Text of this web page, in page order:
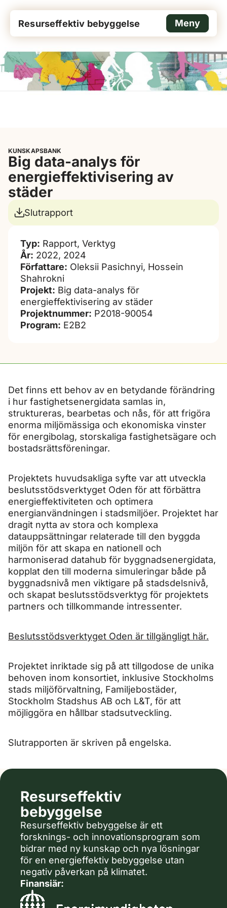
Resurseffektiv bebyggelse Meny
KUNSKAPSBANK
Big data-analys för
energieffektivisering av
städer
Slutrapport
Typ: Rapport, Verktyg
År: 2022, 2024
Författare: Oleksii Pasichnyi, Hossein
Shahrokni
Projekt: Big data-analys för
energieffektivisering av städer
Projektnummer: P2018-90054
Program: E2B2
Det finns ett behov av en betydande förändring
i hur fastighetsenergidata samlas in,
struktureras, bearbetas och nås, för att frigöra
enorma miljömässiga och ekonomiska vinster
för energibolag, storskaliga fastighetsägare och
bostadsrättsföreningar.
Projektets huvudsakliga syfte var att utveckla
beslutsstödsverktyget Oden för att förbättra
energieffektiviteten och optimera
energianvändningen i stadsmiljöer. Projektet har
dragit nytta av stora och komplexa
datauppsättningar relaterade till den byggda
miljön för att skapa en nationell och
harmoniserad datahub för byggnadsenergidata,
kopplat den till moderna simuleringar både på
byggnadsnivå men viktigare på stadsdelsnivå,
och skapat beslutsstödsverktyg för projektets
partners och tillkommande intressenter.
Beslutsstödsverktyget Oden är tillgängligt här.
Projektet inriktade sig på att tillgodose de unika
behoven inom konsortiet, inklusive Stockholms
stads miljöförvaltning, Familjebostäder,
Stockholm Stadshus AB och L&T, för att
möjliggöra en hållbar stadsutveckling.
Slutrapporten är skriven på engelska.
Resurseffektiv
bebyggelse
Resurseffektiv bebyggelse är ett
forsknings- och innovationsprogram som
bidrar med ny kunskap och nya lösningar
för en energieffektiv bebyggelse utan
negativ påverkan på klimatet.
Finansiär: